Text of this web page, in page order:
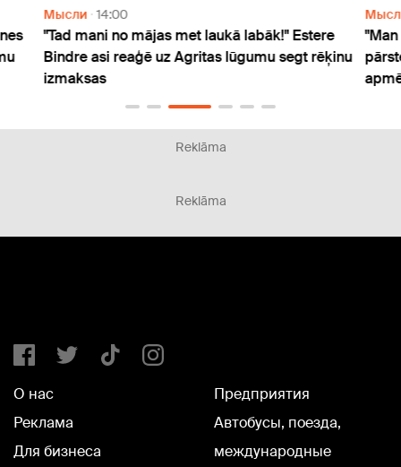
Мысли 14:00
"Tad mani no mājas met laukā labāk!" Estere
Bindre asi reaģē uz Agritas lūgumu segt rēķinu
izmaksas
Reklāma
Reklāma
О нас
Реклама
Для бизнеса
Предприятия
Автобусы, поезда,
международные